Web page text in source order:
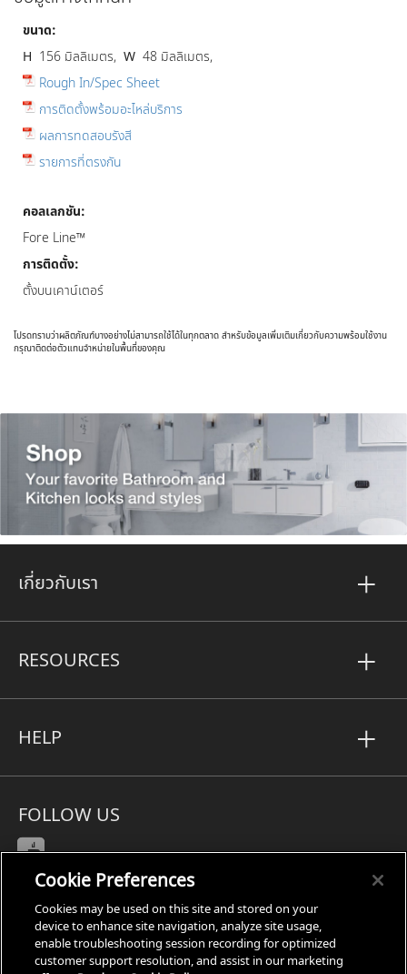
ขนาด:
H 156 มิลลิเมตร, W 48 มิลลิเมตร,
Rough In/Spec Sheet
การติดตั้งพร้อมอะไหล่บริการ
ผลการทดสอบรังสี
รายการที่ตรงกัน
คอลเลกชัน:
Fore Line™
การติดตั้ง:
ตั้งบนเคาน์เตอร์
โปรดทราบว่าผลิตภัณฑ์บางอย่างไม่สามารถใช้ได้ในทุกตลาด สำหรับข้อมูลเพิ่มเติมเกี่ยวกับความพร้อมใช้งาน
กรุณาติดต่อตัวแทนจำหน่ายในพื้นที่ของคุณ
เกี่ยวกับเรา
RESOURCES
HELP
FOLLOW US
Subject Access Request
Privacy
Cookie Preferences
Cookies may be used on this site and stored on your
device to enhance site navigation, analyze site usage,
enable troubleshooting session recording for optimized
customer support resolution, and assist in our marketing